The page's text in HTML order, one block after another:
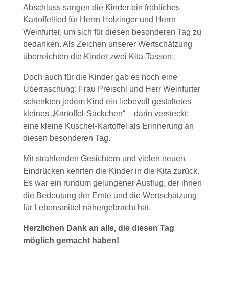
Abschluss sangen die Kinder ein fröhliches
Kartoffellied für Herrn Holzinger und Herrn
Weinfurter, um sich für diesen besonderen Tag zu
bedanken. Als Zeichen unserer Wertschätzung
überreichten die Kinder zwei Kita-Tassen.
Doch auch für die Kinder gab es noch eine
Überraschung: Frau Preischl und Herr Weinfurter
schenkten jedem Kind ein liebevoll gestaltetes
kleines „Kartoffel-Säckchen“ – darin versteckt:
eine kleine Kuschel-Kartoffel als Erinnerung an
diesen besonderen Tag.
Mit strahlenden Gesichtern und vielen neuen
Eindrücken kehrten die Kinder in die Kita zurück.
Es war ein rundum gelungener Ausflug, der ihnen
die Bedeutung der Ernte und die Wertschätzung
für Lebensmittel nähergebracht hat.
Herzlichen Dank an alle, die diesen Tag
möglich gemacht haben!